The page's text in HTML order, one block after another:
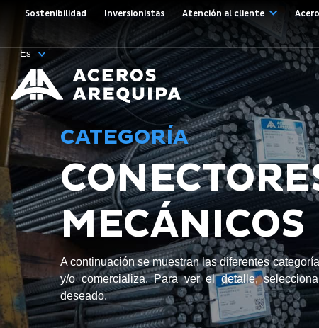
Sostenibilidad Inversionistas Atención al cliente
CATEGORÍA
MECÁNICOS
A continuación se muestran las diferentes
y/o comercializa. Para ver el detalle,
deseado.